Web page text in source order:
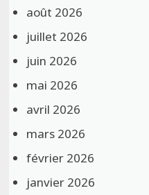
août 2026
juillet 2026
juin 2026
mai 2026
avril 2026
mars 2026
février 2026
janvier 2026